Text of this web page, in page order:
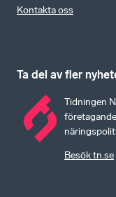
Kontakta oss
Ta del av fler
Tidningen
Besök tn.se